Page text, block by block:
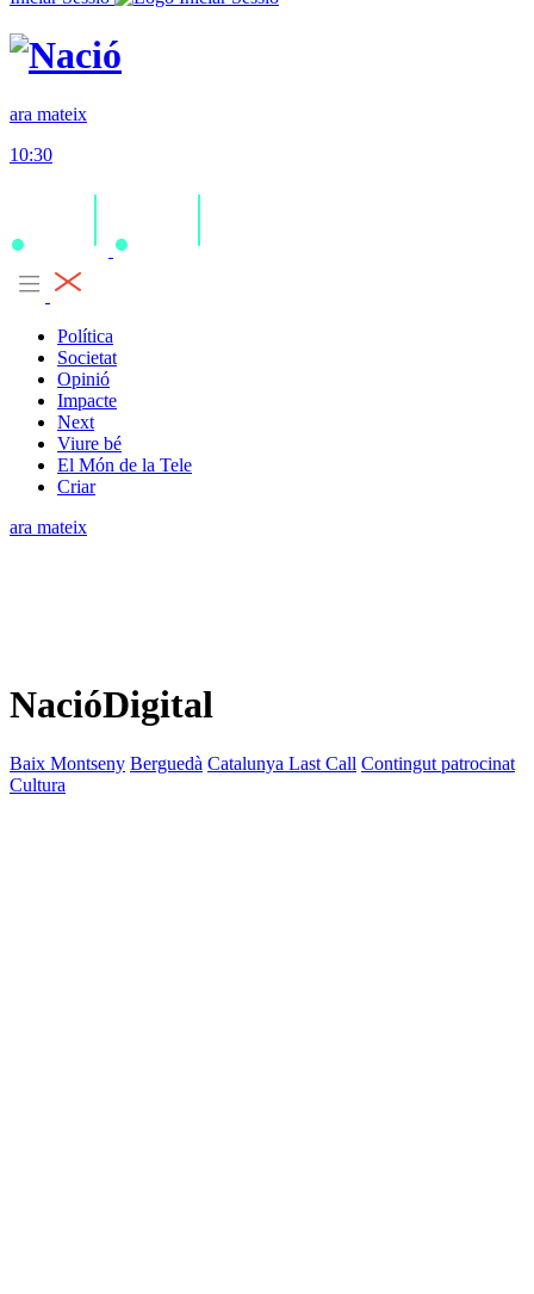
ara mateix
10:30
Política
Societat
Opinió
Impacte
Next
Viure bé
El Món de la Tele
Criar
ara mateix
NacióDigital
Baix Montseny Berguedà Catalunya Last Call Contingut patrocinat
Cultura